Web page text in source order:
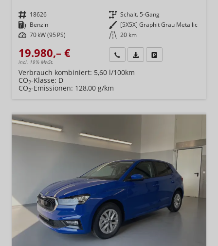
Fahrzeugnr. 18626 Getriebe Schalt. 5-Gang
Kraftstoff Benzin Außenfarbe [5X5X] Graphit Grau Metallic
Leistung 70 kW (95 PS) Kilometerstand 20 km
19.980,– €
incl. 19% MwSt.
Wir rufen Sie anFahrzeugexposé (PDF)
Verbrauch kombiniert: 5,60 l/100km
CO2-Klasse: D
CO2-Emissionen: 128,00 g/km